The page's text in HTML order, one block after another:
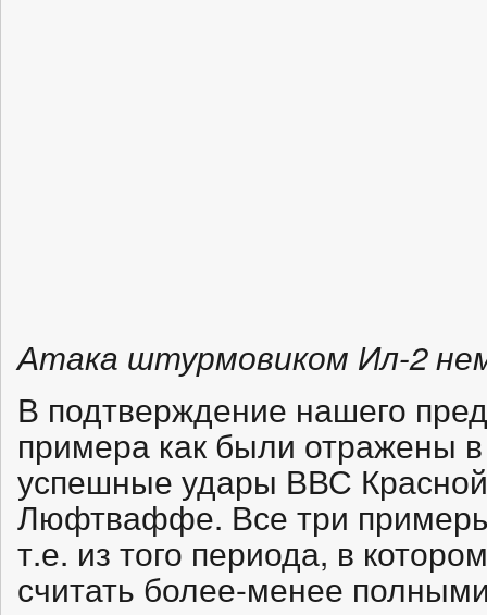
Атака штурмовиком Ил-2
В подтверждение нашего
примера как были отражены
успешные удары ВВС
Люфтваффе. Все три примеры
т.е. из того периода, в
считать более-менее